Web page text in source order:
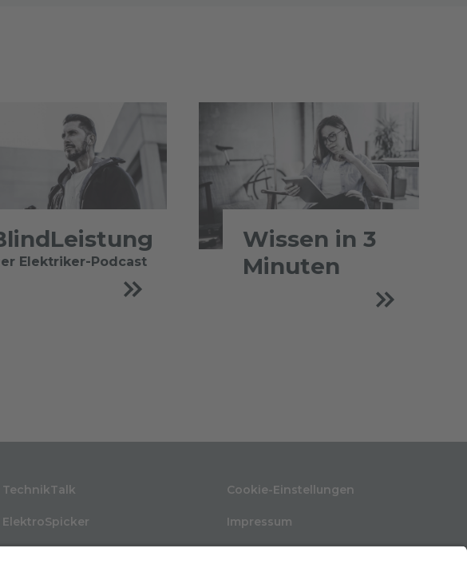
Elektriker-Podcast
Wissen in 3
Minuten
TechnikTalk
ElektroSpicker
Cookie-Einstellungen
Impressum